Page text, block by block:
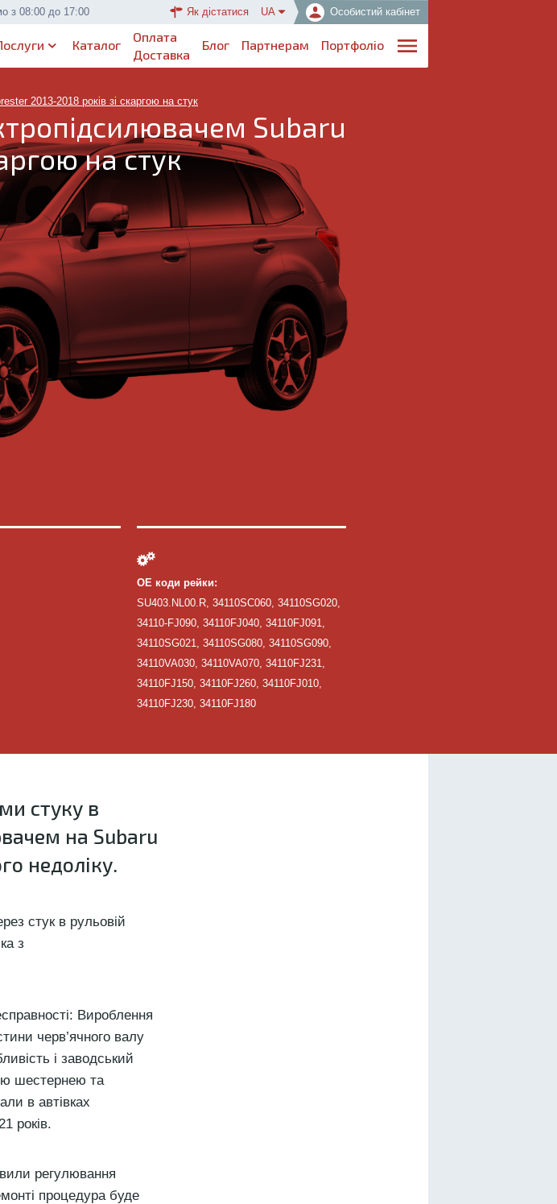
з 08:00 до 17:00 Як дістатися UA Особистий кабінет
Каталог
Оплата
Доставка
Блог Партнерам Портфоліо
2013-2018 років зі скаргою на стук
Subaru
на стук
ОЕ коди рейки:
SU403.NL00.R, 34110SC060, 34110SG020,
34110-FJ090, 34110FJ040, 34110FJ091,
34110SG021, 34110SG080, 34110SG090,
34110VA030, 34110VA070, 34110FJ231,
34110FJ150, 34110FJ260, 34110FJ010,
34110FJ230, 34110FJ180
стуку в
на Subaru
недоліку.
стук в рульовій
з
Вироблення
черв’ячного валу
і заводський
шестернею та
в автівках
років.
регулювання
процедура буде